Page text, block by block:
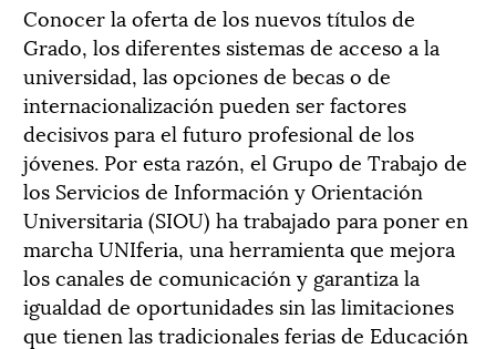
Conocer la oferta de los nuevos títulos de
Grado, los diferentes sistemas de acceso a la
universidad, las opciones de becas o de
internacionalización pueden ser factores
decisivos para el futuro profesional de los
jóvenes. Por esta razón, el Grupo de Trabajo de
los Servicios de Información y Orientación
Universitaria (SIOU) ha trabajado para poner en
marcha UNIferia, una herramienta que mejora
los canales de comunicación y garantiza la
igualdad de oportunidades sin las limitaciones
que tienen las tradicionales ferias de Educación